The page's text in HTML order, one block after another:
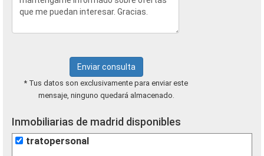
Enviar consulta
* Tus datos son exclusivamente para enviar este
mensaje, ninguno quedará almacenado.
Inmobiliarias de madrid disponibles
tratopersonal